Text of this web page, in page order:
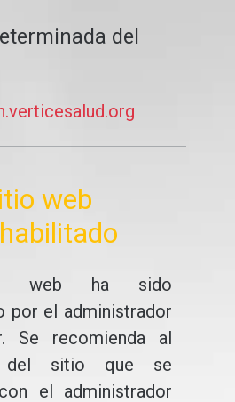
del
web
web ha sido
por el administrador
Se recomienda al
del sitio que se
el administrador